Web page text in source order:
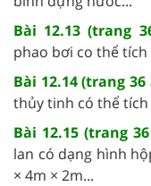
Bài 12.13 (trang
phao bơi co thể tích
Bài 12.14 (trang
thủy tinh có thể tích
Bài 12.15 (trang
lan có dạng hình
× 4m × 2m...